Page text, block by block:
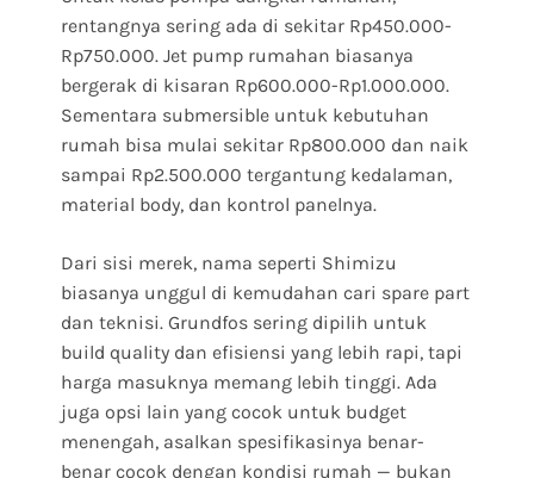
rentangnya sering ada di sekitar Rp450.000-
Rp750.000. Jet pump rumahan biasanya
bergerak di kisaran Rp600.000-Rp1.000.000.
Sementara submersible untuk kebutuhan
rumah bisa mulai sekitar Rp800.000 dan naik
sampai Rp2.500.000 tergantung kedalaman,
material body, dan kontrol panelnya.
Dari sisi merek, nama seperti Shimizu
biasanya unggul di kemudahan cari spare part
dan teknisi. Grundfos sering dipilih untuk
build quality dan efisiensi yang lebih rapi, tapi
harga masuknya memang lebih tinggi. Ada
juga opsi lain yang cocok untuk budget
menengah, asalkan spesifikasinya benar-
benar cocok dengan kondisi rumah — bukan